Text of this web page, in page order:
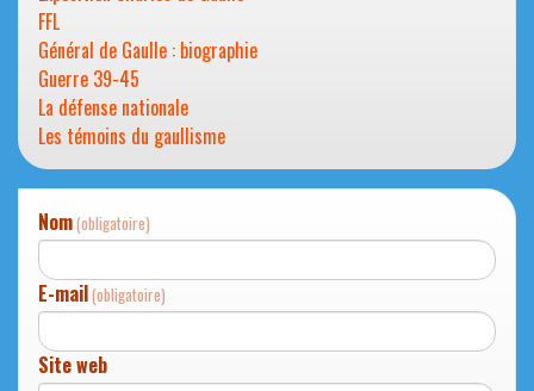
FFL
Général de Gaulle : biographie
Guerre 39-45
La défense nationale
Les témoins du gaullisme
Nom(obligatoire)
E-mail(obligatoire)
Site web